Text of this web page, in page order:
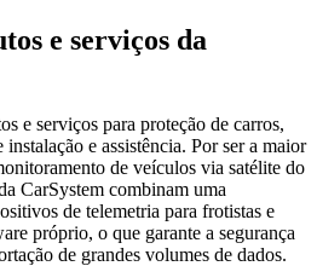
e serviços da
e serviços para proteção de carros,
e assistência. Por ser a maior
de veículos via satélite do
CarSystem combinam uma
de telemetria para frotistas e
próprio, o que garante a segurança
de grandes volumes de dados.